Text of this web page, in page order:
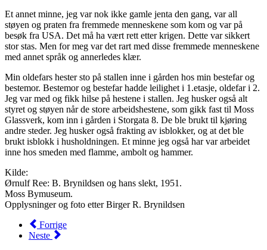
Et annet minne, jeg var nok ikke gamle jenta den gang, var all
støyen og praten fra fremmede menneskene som kom og var på
besøk fra USA. Det må ha vært rett etter krigen. Dette var sikkert
stor stas. Men for meg var det rart med disse fremmede menneskene
med annet språk og annerledes klær.
Min oldefars hester sto på stallen inne i gården hos min bestefar og
bestemor. Bestemor og bestefar hadde leilighet i 1.etasje, oldefar i 2.
Jeg var med og fikk hilse på hestene i stallen. Jeg husker også alt
styret og støyen når de store arbeidshestene, som gikk fast til Moss
Glassverk, kom inn i gården i Storgata 8. De ble brukt til kjøring
andre steder. Jeg husker også frakting av isblokker, og at det ble
brukt isblokk i husholdningen. Et minne jeg også har var arbeidet
inne hos smeden med flamme, ambolt og hammer.
Kilde:
Ørnulf Ree: B. Brynildsen og hans slekt, 1951.
Moss Bymuseum.
Opplysninger og foto etter Birger R. Brynildsen
Forrige
Neste